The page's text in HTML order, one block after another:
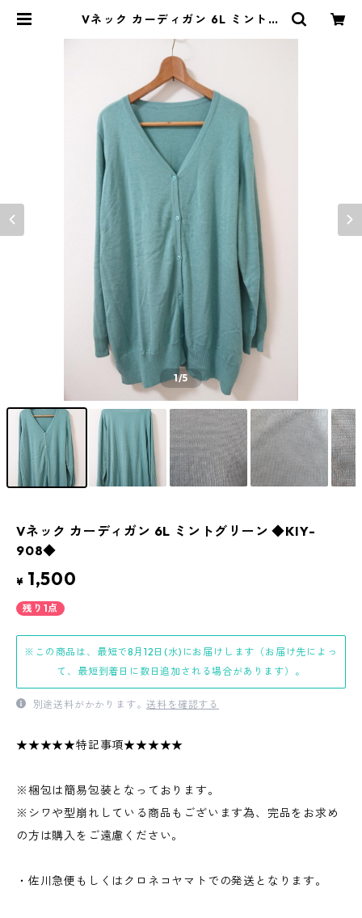
Vネック カーディガン 6L ミントグ
PRODUCE
1/5
Vネック カーディガン 6L ミントグリーン ◆KIY-
908◆
¥ 1,500
残り1点
※この商品は、最短で8月12日(水)にお届けします（お届け先によっ
て、最短到着日に数日追加される場合があります）。
別途送料がかかります。送料を確認する
★★★★★特記事項★★★★★
※梱包は簡易包装となっております。
※シワや型崩れしている商品もございます為、完品をお求め
の方は購入をご遠慮ください。
・佐川急便もしくはクロネコヤマトでの発送となります。